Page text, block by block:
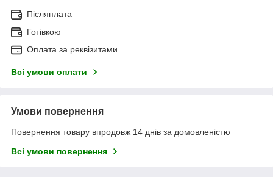
Післяплата
Готівкою
Оплата за реквізитами
Всі умови оплати
Умови повернення
Повернення товару впродовж 14 днів за домовленістю
Всі умови повернення